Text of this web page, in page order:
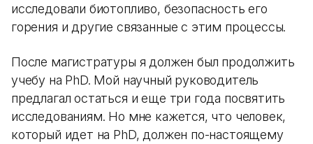
исследовали биотопливо, безопасность его
горения и другие связанные с этим процессы.
После магистратуры я должен был продолжить
учебу на PhD. Мой научный руководитель
предлагал остаться и еще три года посвятить
исследованиям. Но мне кажется, что человек,
который идет на PhD, должен по-настоящему